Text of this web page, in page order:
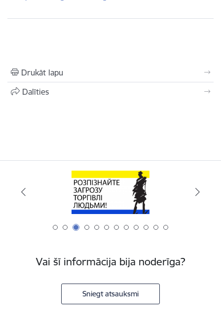
Drukāt lapu
Dalīties
Vai šī informācija bija noderīga?
Sniegt atsauksmi